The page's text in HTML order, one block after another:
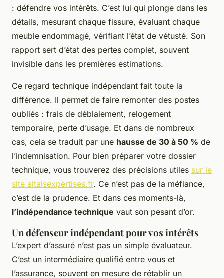
: défendre vos intérêts. C’est lui qui plonge dans les
détails, mesurant chaque fissure, évaluant chaque
meuble endommagé, vérifiant l’état de vétusté. Son
rapport sert d’état des pertes complet, souvent
invisible dans les premières estimations.
Ce regard technique indépendant fait toute la
différence. Il permet de faire remonter des postes
oubliés : frais de déblaiement, relogement
temporaire, perte d’usage. Et dans de nombreux
cas, cela se traduit par une hausse de 30 à 50 % de
l’indemnisation. Pour bien préparer votre dossier
technique, vous trouverez des précisions utiles sur le
site altaisexpertises.fr. Ce n’est pas de la méfiance,
c’est de la prudence. Et dans ces moments-là,
l’indépendance technique vaut son pesant d’or.
Un défenseur indépendant pour vos intérêts
L’expert d’assuré n’est pas un simple évaluateur.
C’est un intermédiaire qualifié entre vous et
l’assurance, souvent en mesure de rétablir un